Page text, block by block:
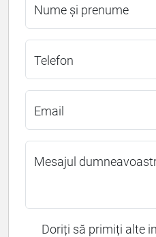
Nume și prenume
Telefon
Email
Mesajul
Doriți să primiți alte